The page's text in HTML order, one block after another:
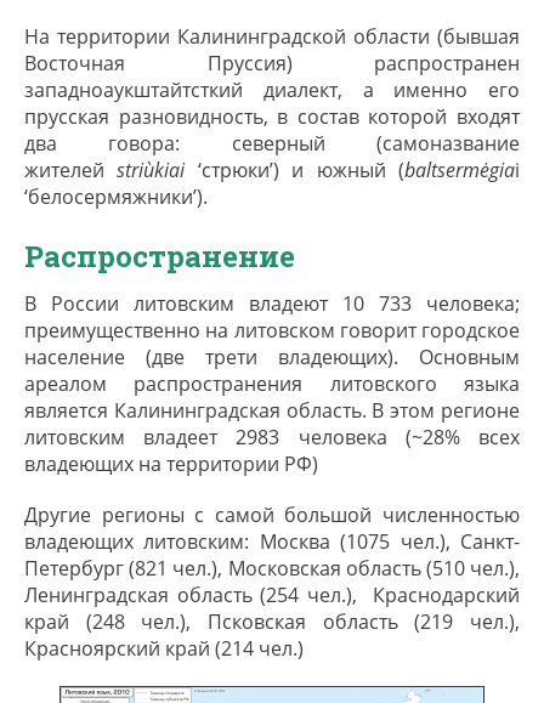
На территории Калининградской области (бывшая
Восточная Пруссия) распространен
западноаукштайтсткий диалект, а именно его
прусская разновидность, в состав которой входят
два говора: северный (самоназвание
жителейstriùkiai‘стрюки’) и южный (baltsermėgiai
‘белосермяжники’).
Распространение
В России литовским владеют 10 733 человека;
преимущественно на литовском говорит городское
население (две трети владеющих). Основным
ареалом распространения литовского языка
является Калининградская область. В этом регионе
литовским владеет 2983 человека (~28% всех
владеющих на территории РФ)
Другие регионы с самой большой численностью
владеющих литовским: Москва (1075 чел.), Санкт-
Петербург (821 чел.), Московская область (510 чел.),
Ленинградская область (254 чел.), Краснодарский
край (248 чел.), Псковская область (219 чел.),
Красноярский край (214 чел.)